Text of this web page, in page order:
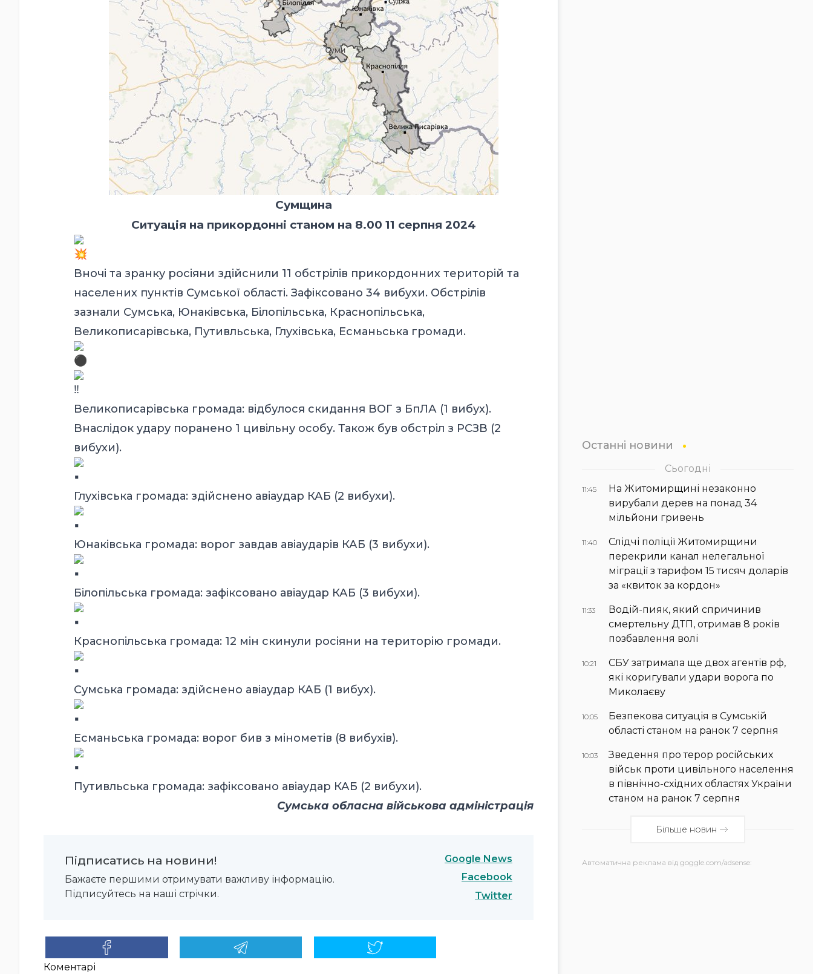
Сумщина
Ситуація на прикордонні станом на 8.00 11 серпня 2024
Вночі та зранку росіяни здійснили 11 обстрілів прикордонних територій та
населених пунктів Сумської області. Зафіксовано 34 вибухи. Обстрілів
зазнали Сумська, Юнаківська, Білопільська, Краснопільська,
Великописарівська, Путивльська, Глухівська, Есманьська громади.
Великописарівська громада: відбулося скидання ВОГ з БпЛА (1 вибух).
Внаслідок удару поранено 1 цивільну особу. Також був обстріл з РСЗВ (2
вибухи).
Глухівська громада: здійснено авіаудар КАБ (2 вибухи).
Юнаківська громада: ворог завдав авіаударів КАБ (3 вибухи).
Білопільська громада: зафіксовано авіаудар КАБ (3 вибухи).
Краснопільська громада: 12 мін скинули росіяни на територію громади.
Сумська громада: здійснено авіаудар КАБ (1 вибух).
Есманьська громада: ворог бив з мінометів (8 вибухів).
Путивльська громада: зафіксовано авіаудар КАБ (2 вибухи).
Сумська обласна військова адміністрація
Підписатись на новини!
Бажаєте першими отримувати важливу інформацію.
Підписуйтесь на наші стрічки.
Google News
Facebook
Twitter
Коментарі
Останні новини
Сьогодні
11:45
На Житомирщині незаконно
вирубали дерев на понад 34
мільйони гривень
11:40
Слідчі поліції Житомирщини
перекрили канал нелегальної
міграції з тарифом 15 тисяч доларів
за «квиток за кордон»
11:33
Водій-пияк, який спричинив
смертельну ДТП, отримав 8 років
позбавлення волі
10:21
СБУ затримала ще двох агентів рф,
які коригували удари ворога по
Миколаєву
10:05
Безпекова ситуація в Сумській
області станом на ранок 7 серпня
10:03
Зведення про терор російських
військ проти цивільного населення
в північно-східних областях України
станом на ранок 7 серпня
Більше новин
Автоматична реклама від goggle.com/adsense: